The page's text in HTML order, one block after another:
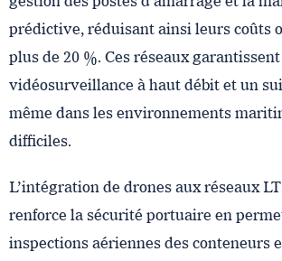
prédictive, réduisant ainsi leurs coûts
plus de 20 %. Ces réseaux
vidéosurveillance à haut débit et un
même dans les environnements
difficiles.
L’intégration de drones aux réseaux
renforce la sécurité portuaire en
inspections aériennes des conteneurs